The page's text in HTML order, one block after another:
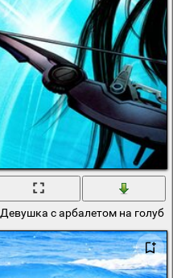
Девушка с арбалетом на